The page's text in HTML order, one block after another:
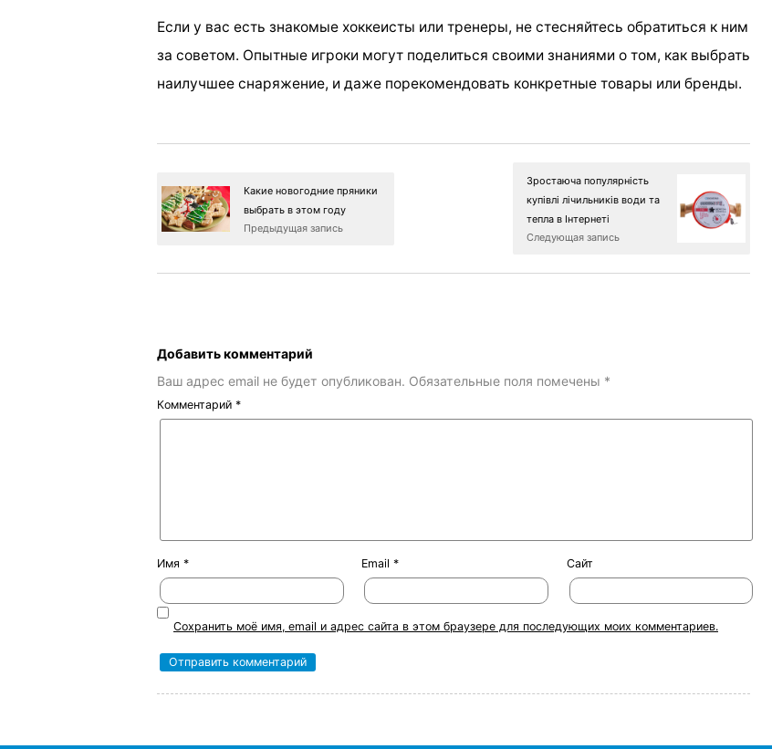
Если у вас есть знакомые хоккеисты или тренеры, не стесняйтесь обратиться к ним
за советом. Опытные игроки могут поделиться своими знаниями о том, как выбрать
наилучшее снаряжение, и даже порекомендовать конкретные товары или бренды.
Какие новогодние пряники
выбрать в этом году
Предыдущая запись
Зростаюча популярність
купівлі лічильників води та
тепла в Інтернеті
Следующая запись
Добавить комментарий
Ваш адрес email не будет опубликован. Обязательные поля помечены *
Комментарий *
Имя * Email* Сайт
Сохранить моё имя, email и адрес сайта в этом браузере для последующих моих комментариев.